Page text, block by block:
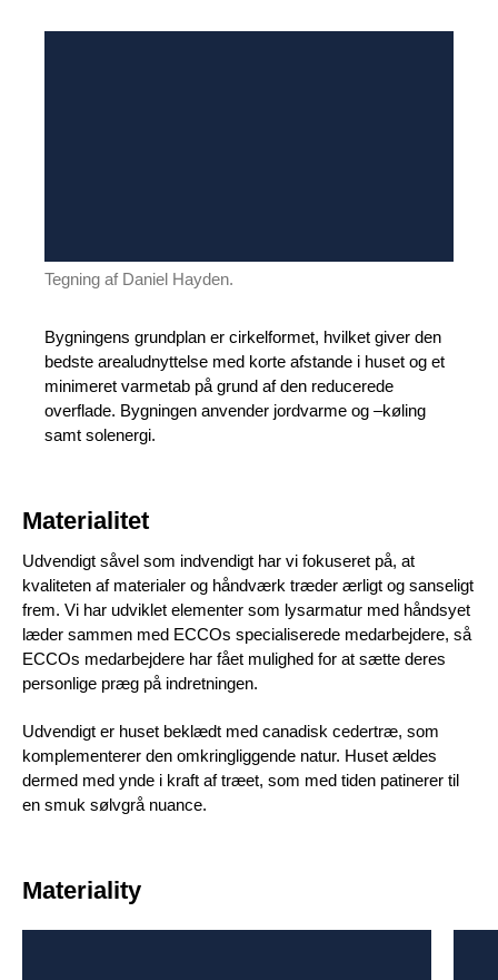
Tegning af Daniel Hayden.
Bygningens grundplan er cirkelformet, hvilket giver den
bedste arealudnyttelse med korte afstande i huset og et
minimeret varmetab på grund af den reducerede
overflade. Bygningen anvender jordvarme og –køling
samt solenergi.
Materialitet
Udvendigt såvel som indvendigt har vi fokuseret på, at
kvaliteten af materialer og håndværk træder ærligt og sanseligt
frem. Vi har udviklet elementer som lysarmatur med håndsyet
læder sammen med ECCOs specialiserede medarbejdere, så
ECCOs medarbejdere har fået mulighed for at sætte deres
personlige præg på indretningen.
Udvendigt er huset beklædt med canadisk cedertræ, som
komplementerer den omkringliggende natur. Huset ældes
dermed med ynde i kraft af træet, som med tiden patinerer til
en smuk sølvgrå nuance.
Materiality